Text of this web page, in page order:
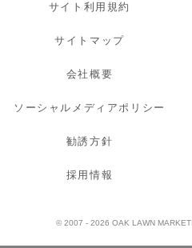
サイト利用規約
サイトマップ
会社概要
ソーシャルメディアポリシー
勧誘方針
採用情報
© 2007 - 2026 OAK LAWN